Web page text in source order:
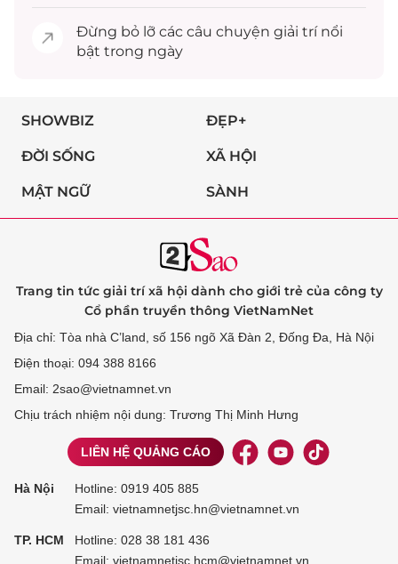
Đừng bỏ lỡ các câu chuyện giải trínổi
bật trong ngày
SHOWBIZ ĐẸP+
ĐỜI SỐNG XÃ HỘI
MẬT NGỮ SÀNH
Trang tin tức giải trí xã hội dành cho giới trẻ của công ty
Cổ phần truyền thông VietNamNet
Địa chỉ: Tòa nhà C’land, số 156 ngõ Xã Đàn 2, Đống Đa, Hà Nội
Điện thoại: 094 388 8166
Email: 2sao@vietnamnet.vn
Chịu trách nhiệm nội dung: Trương Thị Minh Hưng
LIÊN HỆ QUẢNG CÁO
Hà Nội Hotline: 0919 405 885
Email: vietnamnetjsc.hn@vietnamnet.vn
TP. HCM Hotline: 028 38 181 436
Email: vietnamnetjsc.hcm@vietnamnet.vn